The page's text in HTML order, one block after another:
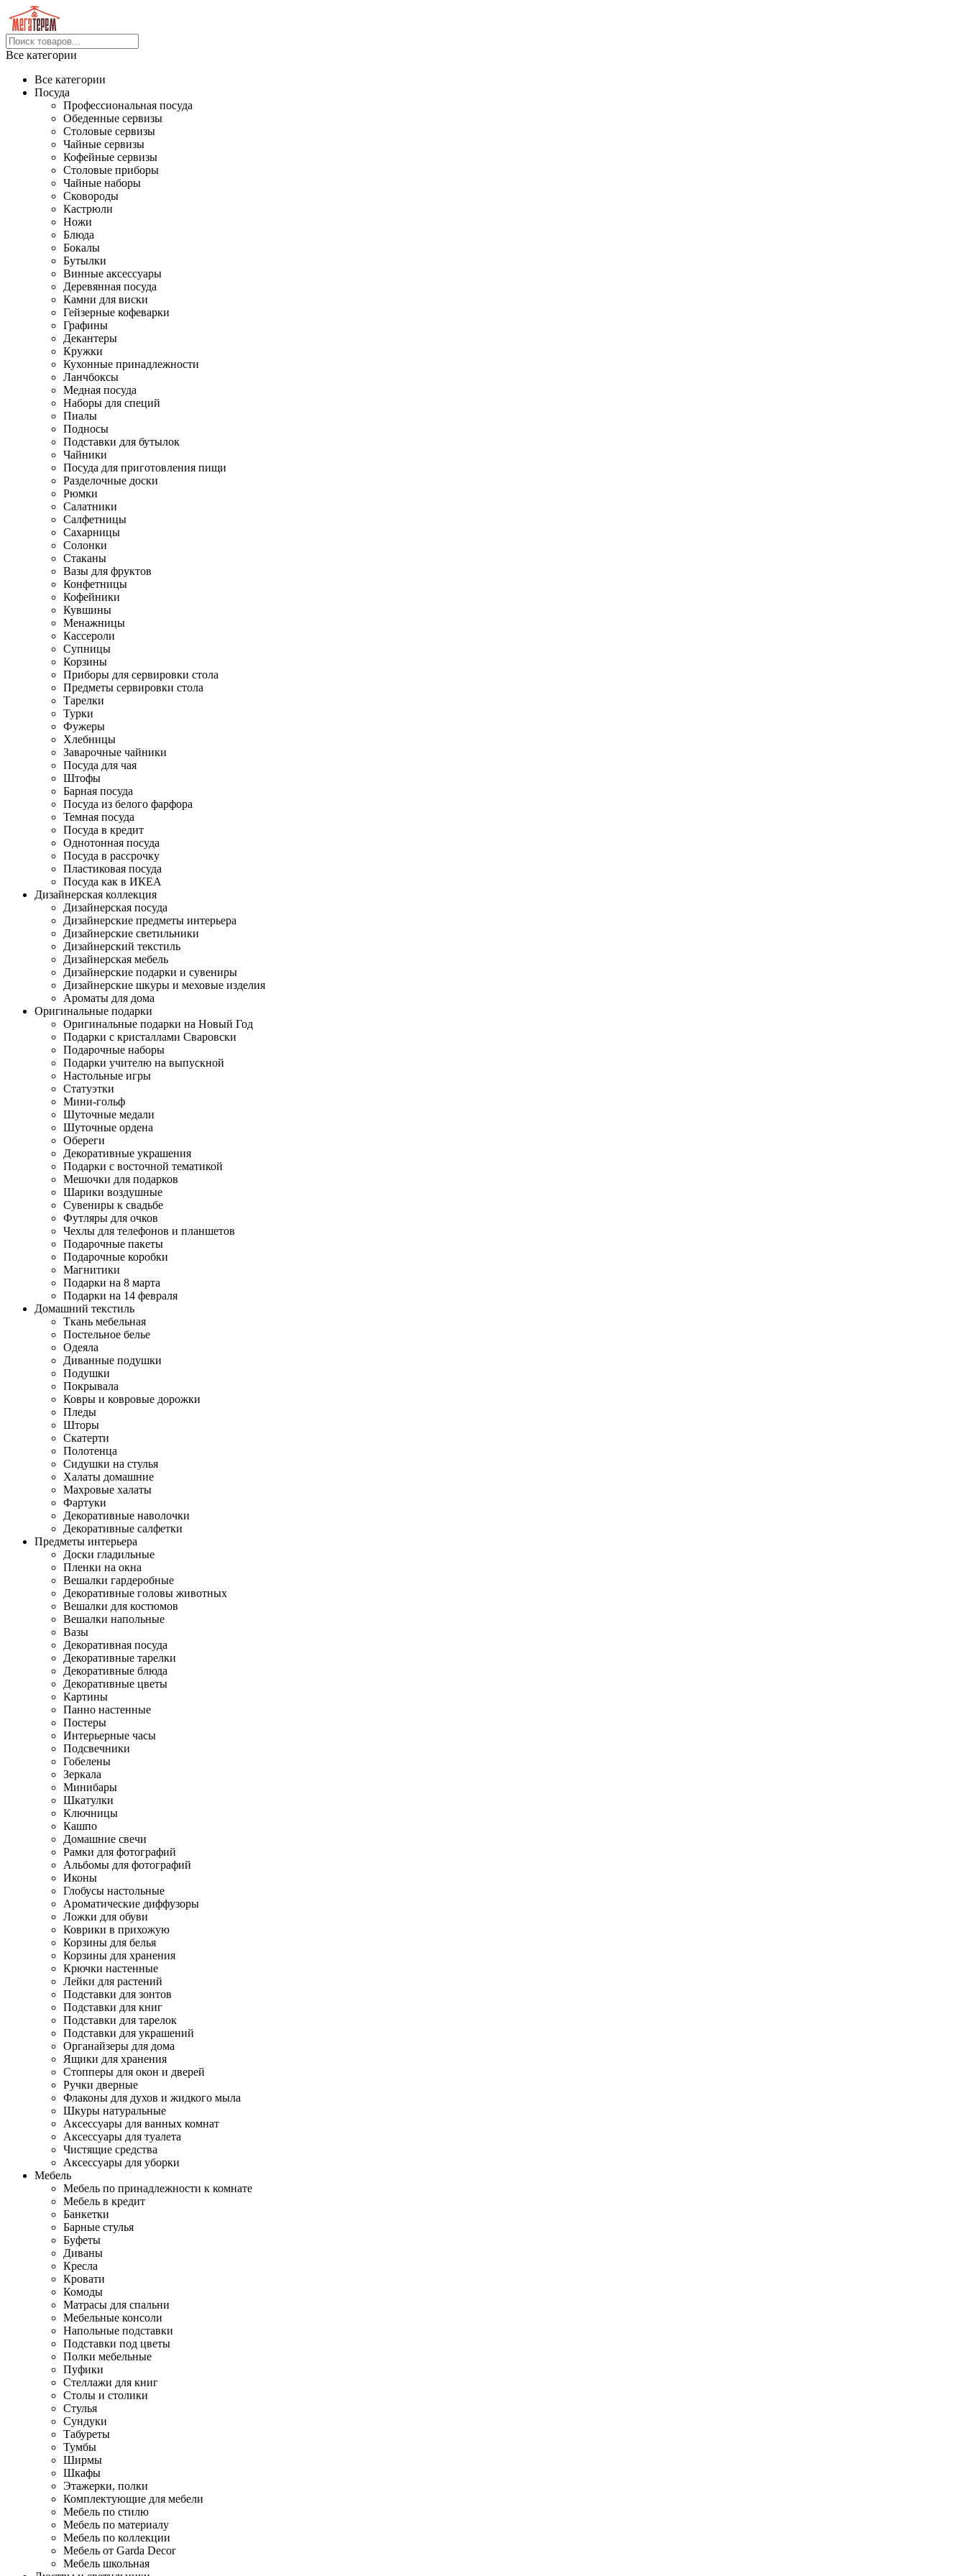
Все категории
Все категории
Посуда
Профессиональная посуда
Обеденные сервизы
Столовые сервизы
Чайные сервизы
Кофейные сервизы
Столовые приборы
Чайные наборы
Сковороды
Кастрюли
Ножи
Блюда
Бокалы
Бутылки
Винные аксессуары
Деревянная посуда
Камни для виски
Гейзерные кофеварки
Графины
Декантеры
Кружки
Кухонные принадлежности
Ланчбоксы
Медная посуда
Наборы для специй
Пиалы
Подносы
Подставки для бутылок
Чайники
Посуда для приготовления пищи
Разделочные доски
Рюмки
Салатники
Салфетницы
Сахарницы
Солонки
Стаканы
Вазы для фруктов
Конфетницы
Кофейники
Кувшины
Менажницы
Кассероли
Супницы
Корзины
Приборы для сервировки стола
Предметы сервировки стола
Тарелки
Турки
Фужеры
Хлебницы
Заварочные чайники
Посуда для чая
Штофы
Барная посуда
Посуда из белого фарфора
Темная посуда
Посуда в кредит
Однотонная посуда
Посуда в рассрочку
Пластиковая посуда
Посуда как в ИКЕА
Дизайнерская коллекция
Дизайнерская посуда
Дизайнерские предметы интерьера
Дизайнерские светильники
Дизайнерский текстиль
Дизайнерская мебель
Дизайнерские подарки и сувениры
Дизайнерские шкуры и меховые изделия
Ароматы для дома
Оригинальные подарки
Оригинальные подарки на Новый Год
Подарки с кристаллами Сваровски
Подарочные наборы
Подарки учителю на выпускной
Настольные игры
Статуэтки
Мини-гольф
Шуточные медали
Шуточные ордена
Обереги
Декоративные украшения
Подарки с восточной тематикой
Мешочки для подарков
Шарики воздушные
Сувениры к свадьбе
Футляры для очков
Чехлы для телефонов и планшетов
Подарочные пакеты
Подарочные коробки
Магнитики
Подарки на 8 марта
Подарки на 14 февраля
Домашний текстиль
Ткань мебельная
Постельное белье
Одеяла
Диванные подушки
Подушки
Покрывала
Ковры и ковровые дорожки
Пледы
Шторы
Скатерти
Полотенца
Сидушки на стулья
Халаты домашние
Махровые халаты
Фартуки
Декоративные наволочки
Декоративные салфетки
Предметы интерьера
Доски гладильные
Пленки на окна
Вешалки гардеробные
Декоративные головы животных
Вешалки для костюмов
Вешалки напольные
Вазы
Декоративная посуда
Декоративные тарелки
Декоративные блюда
Декоративные цветы
Картины
Панно настенные
Постеры
Интерьерные часы
Подсвечники
Гобелены
Зеркала
Минибары
Шкатулки
Ключницы
Кашпо
Домашние свечи
Рамки для фотографий
Альбомы для фотографий
Иконы
Глобусы настольные
Ароматические диффузоры
Ложки для обуви
Коврики в прихожую
Корзины для белья
Корзины для хранения
Крючки настенные
Лейки для растений
Подставки для зонтов
Подставки для книг
Подставки для тарелок
Подставки для украшений
Органайзеры для дома
Ящики для хранения
Стопперы для окон и дверей
Ручки дверные
Флаконы для духов и жидкого мыла
Шкуры натуральные
Аксессуары для ванных комнат
Аксессуары для туалета
Чистящие средства
Аксессуары для уборки
Мебель
Мебель по принадлежности к комнате
Мебель в кредит
Банкетки
Барные стулья
Буфеты
Диваны
Кресла
Кровати
Комоды
Матрасы для спальни
Мебельные консоли
Напольные подставки
Подставки под цветы
Полки мебельные
Пуфики
Стеллажи для книг
Столы и столики
Стулья
Сундуки
Табуреты
Тумбы
Ширмы
Шкафы
Этажерки, полки
Комплектующие для мебели
Мебель по стилю
Мебель по материалу
Мебель по коллекции
Мебель от Garda Decor
Мебель школьная